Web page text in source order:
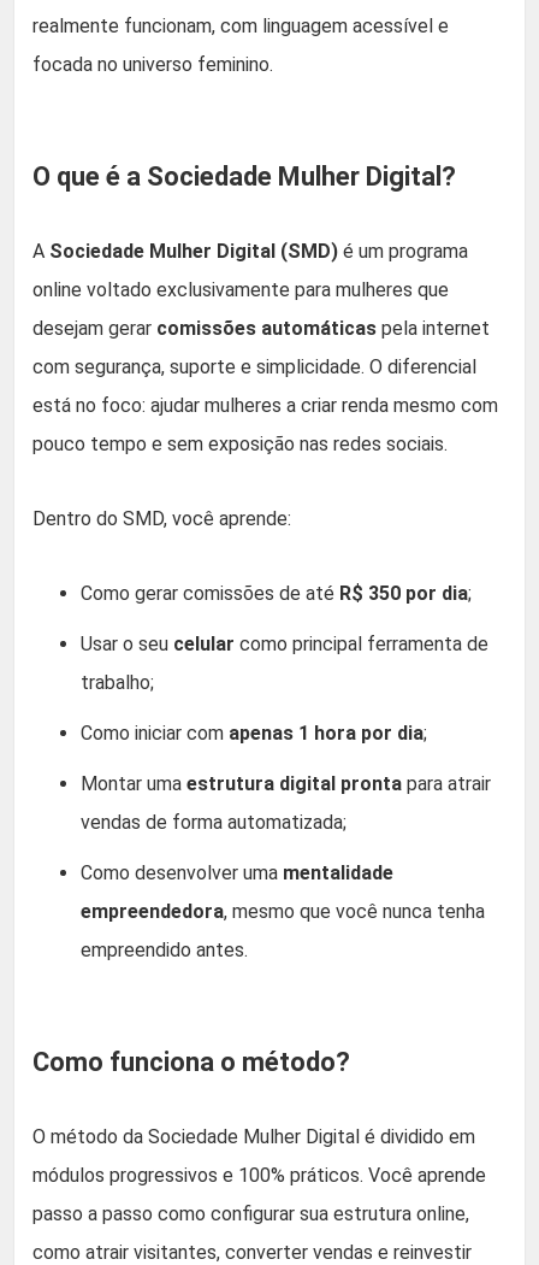
realmente funcionam, com linguagem acessível e
focada no universo feminino.
O que é a Sociedade Mulher Digital?
A Sociedade Mulher Digital (SMD) é um programa
online voltado exclusivamente para mulheres que
desejam gerar comissões automáticas pela internet
com segurança, suporte e simplicidade. O diferencial
está no foco: ajudar mulheres a criar renda mesmo com
pouco tempo e sem exposição nas redes sociais.
Dentro do SMD, você aprende:
Como gerar comissões de até R$ 350 por dia;
Usar o seu celular como principal ferramenta de
trabalho;
Como iniciar com apenas 1 hora por dia;
Montar uma estrutura digital pronta para atrair
vendas de forma automatizada;
Como desenvolver uma mentalidade
empreendedora, mesmo que você nunca tenha
empreendido antes.
Como funciona o método?
O método da Sociedade Mulher Digital é dividido em
módulos progressivos e 100% práticos. Você aprende
passo a passo como configurar sua estrutura online,
como atrair visitantes, converter vendas e reinvestir